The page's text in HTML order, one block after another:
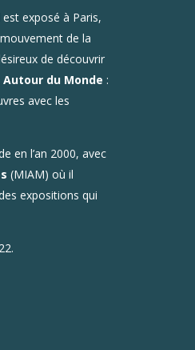
exposé à Paris,
de la
de découvrir
Autour du Monde :
avec les
en l’an 2000, avec
(MIAM) où il
expositions qui